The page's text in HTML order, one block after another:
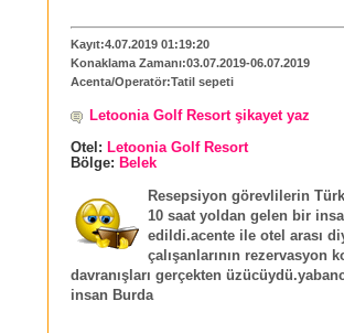
Kayıt:4.07.2019 01:19:20
Konaklama Zamanı:03.07.2019-06.07.2019
Acenta/Operatör:Tatil sepeti
Letoonia Golf Resort şikayet yaz
Otel: Letoonia Golf Resort
Bölge: Belek
Resepsiyon görevlilerin
10 saat yoldan gelen bir
edildi.acente ile otel arası
çalışanlarının rezervasyon
davranışları gerçekten
insan Burda